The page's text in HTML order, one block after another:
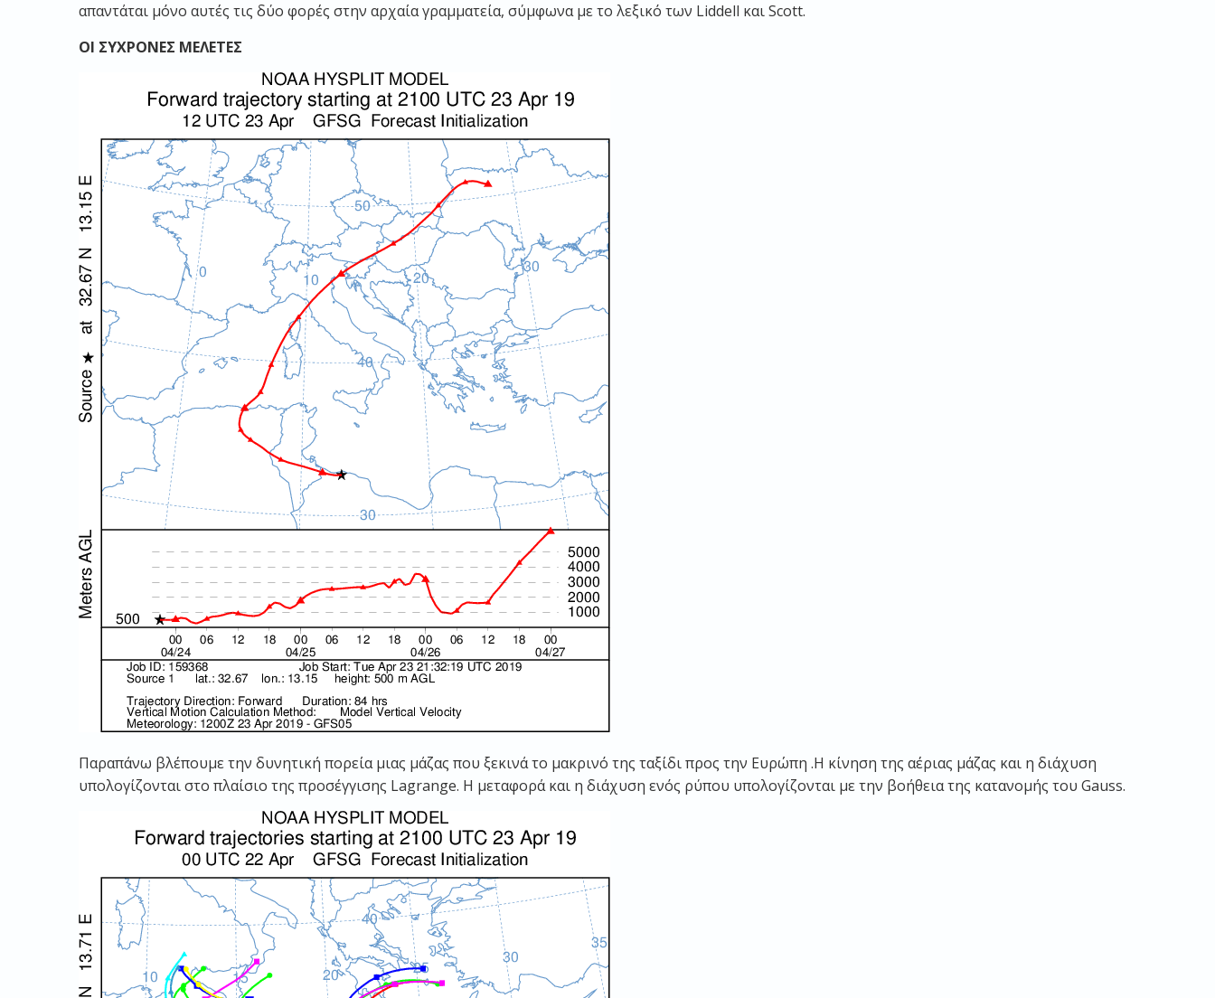
απαντάται μόνο αυτές τις δύο φορές στην αρχαία γραμματεία, σύμφωνα με το λεξικό των Liddell και Scott.
ΟΙ ΣΥΧΡΟΝΕΣ ΜΕΛΕΤΕΣ
Παραπάνω βλέπουμε την δυνητική πορεία μιας μάζας που ξεκινά το μακρινό της ταξίδι προς την Ευρώπη .Η κίνηση της αέριας μάζας και η διάχυση
υπολογίζονται στο πλαίσιο της προσέγγισης Lagrange. Η μεταφορά και η διάχυση ενός ρύπου υπολογίζονται με την βοήθεια της κατανομής του Gauss.